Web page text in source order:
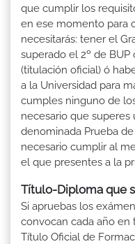
que cumplir los
en ese momento para
necesitarás: tener el
superado el 2º de BUP
(titulación oficial) ó
a la Universidad para
cumples ninguno de
necesario que
denominada Prueba
necesario cumplir al
el que presentes a la
Título-Diploma que
Si apruebas los
convocan cada año en
Título Oficial de